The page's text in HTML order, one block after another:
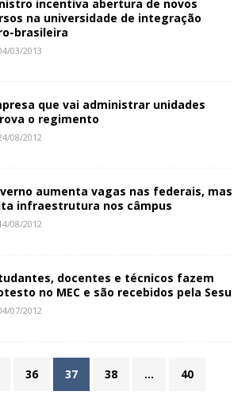
incentiva abertura de novos
na universidade de integração
brasileira
03/2013
que vai administrar unidades
o regimento
08/2012
aumenta vagas nas federais, mas
infraestrutura nos câmpus
08/2012
docentes e técnicos fazem
no MEC e são recebidos pela Sesu
07/2012
36 37 38 … 40